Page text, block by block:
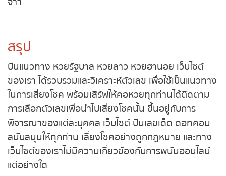
MK Sports
สรุป
ปันแนวทาง หวยรัฐบาล หวยลาว หวยฮานอย เว็บไซต์
ของเรา ได้รวบรวมและวิเคราะห์ตัวเลข เพื่อใช้เป็น
แนวทางในการเสี่ยงโชค พร้อมเสิร์ฟให้คอหวยทุกท่าน
ได้ติดตาม การเลือกตัวเลขเพื่อนำไปเสี่ยงโชคนั้น ขึ้นอยู่
กับการพิจารณาของแต่ละบุคคล เว็บไซต์ ปันเลขเด็ด
ดอทคอม สนับสนุนให้ทุกท่าน เสี่ยงโชคอย่างถูก
กฎหมาย และทางเว็บไซต์ของเราไม่มีความเกี่ยวข้องกับ
การพนันออนไลน์แต่อย่างใด